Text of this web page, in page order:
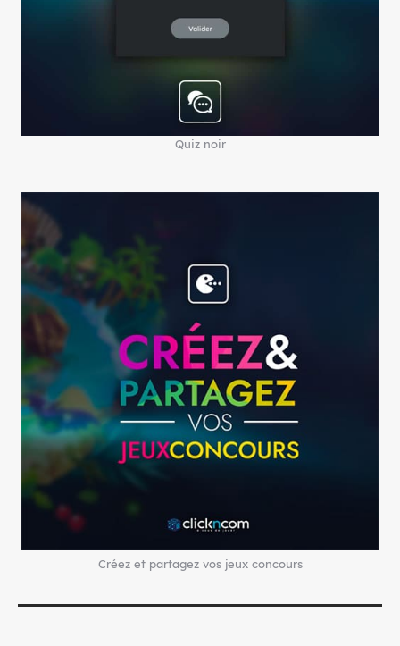
Quiz noir
Créez et partagez vos jeux concours